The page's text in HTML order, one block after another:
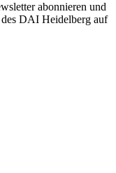
abonnieren und
des DAI Heidelberg auf